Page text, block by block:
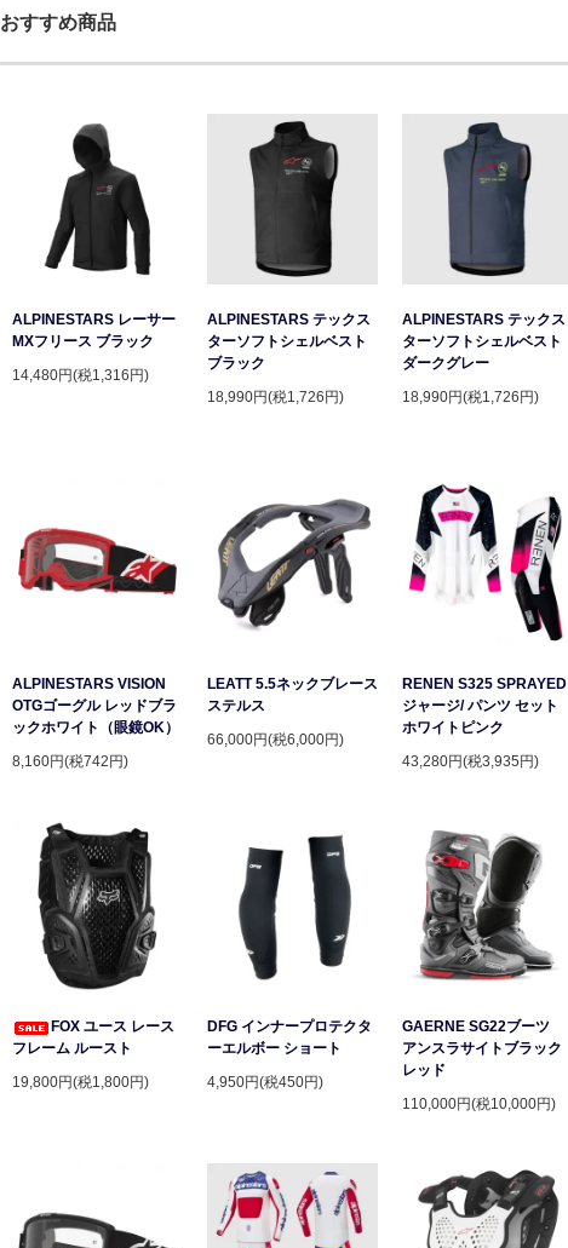
おすすめ商品
ALPINESTARS レーサー
MXフリース ブラック
14,480円(税1,316円)
ALPINESTARS テックス
ターソフトシェルベスト
ブラック
18,990円(税1,726円)
ALPINESTARS テックス
ターソフトシェルベスト
ダークグレー
18,990円(税1,726円)
ALPINESTARS VISION
OTGゴーグル レッドブラ
ックホワイト（眼鏡OK）
8,160円(税742円)
LEATT 5.5ネックブレース
ステルス
66,000円(税6,000円)
RENEN S325 SPRAYED
ジャージ/ パンツ セット
ホワイトピンク
43,280円(税3,935円)
FOX ユース レース
フレーム ルースト
19,800円(税1,800円)
DFG インナープロテクタ
ーエルボー ショート
4,950円(税450円)
GAERNE SG22ブーツ
アンスラサイトブラック
レッド
110,000円(税10,000円)